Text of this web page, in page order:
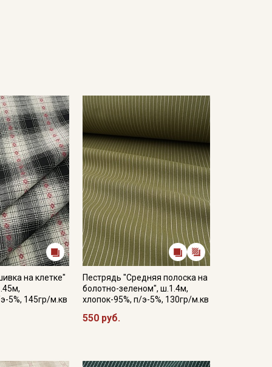
на клетке"
5%, 145гр/м.кв
Пестрядь "Средняя полоска на
болотно-зеленом", ш.1.4м,
хлопок-95%, п/э-5%, 130гр/м.кв
550 руб.